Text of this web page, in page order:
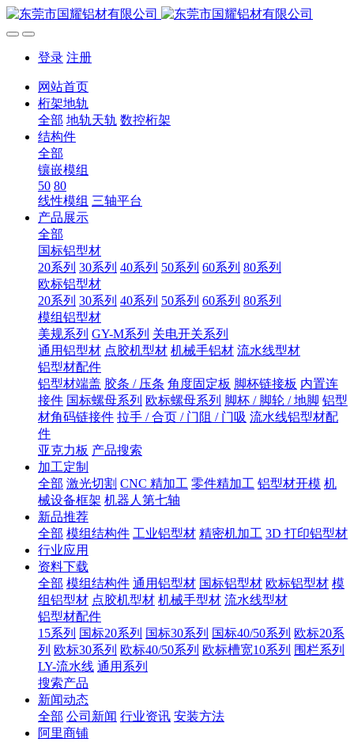
登录 注册
网站首页
桁架地轨
全部 地轨天轨 数控桁架
结构件
全部
镶嵌模组
50 80
线性模组 三轴平台
产品展示
全部
国标铝型材
20系列 30系列 40系列 50系列 60系列 80系列
欧标铝型材
20系列 30系列 40系列 50系列 60系列 80系列
模组铝型材
美规系列 GY-M系列 关电开关系列
通用铝型材 点胶机型材 机械手铝材 流水线型材
铝型材配件
铝型材端盖 胶条 / 压条 角度固定板 脚杯链接板 内置连
接件 国标螺母系列 欧标螺母系列 脚杯 / 脚轮 / 地脚 铝型
材角码链接件 拉手 / 合页 / 门阻 / 门吸 流水线铝型材配
件
亚克力板 产品搜索
加工定制
全部 激光切割 CNC 精加工 零件精加工 铝型材开模 机
械设备框架 机器人第七轴
新品推荐
全部 模组结构件 工业铝型材 精密机加工 3D 打印铝型材
行业应用
资料下载
全部 模组结构件 通用铝型材 国标铝型材 欧标铝型材 模
组铝型材 点胶机型材 机械手型材 流水线型材
铝型材配件
15系列 国标20系列 国标30系列 国标40/50系列 欧标20系
列 欧标30系列 欧标40/50系列 欧标槽宽10系列 围栏系列
LY-流水线 通用系列
搜索产品
新闻动态
全部 公司新闻 行业资讯 安装方法
阿里商铺